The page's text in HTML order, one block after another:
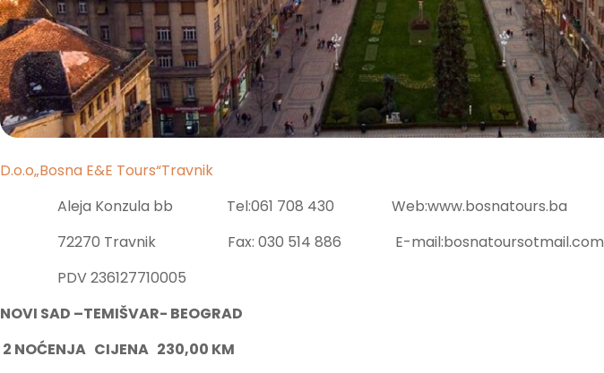
D.o.o„Bosna E&E Tours“Travnik
Aleja Konzula bb Tel:061 708 430 Web:www.bosnatours.ba
72270 Travnik Fax: 030 514 886 E-mail:bosnatoursotmail.com
PDV 236127710005
NOVI SAD –TEMIŠVAR- BEOGRAD
2 NOĆENJA CIJENA 230,00 KM